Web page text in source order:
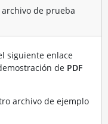
archivo de prueba
siguiente enlace
de PDF
archivo de ejemplo